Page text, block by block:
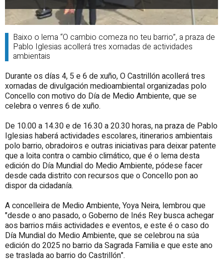
Baixo o lema “O cambio comeza no teu barrio”, a praza de
Pablo Iglesias acollerá tres xornadas de actividades
ambientais
Durante os días 4, 5 e 6 de xuño, O Castrillón acollerá tres
xornadas de divulgación medioambiental organizadas polo
Concello con motivo do Día de Medio Ambiente, que se
celebra o venres 6 de xuño.
De 10.00 a 14.30 e de 16.30 a 20.30 horas, na praza de Pablo
Iglesias haberá actividades escolares, itinerarios ambientais
polo barrio, obradoiros e outras iniciativas para deixar patente
que a loita contra o cambio climático, que é o lema desta
edición do Día Mundial do Medio Ambiente, pódese facer
desde cada distrito con recursos que o Concello pon ao
dispor da cidadanía.
A concelleira de Medio Ambiente, Yoya Neira, lembrou que
"desde o ano pasado, o Goberno de Inés Rey busca achegar
aos barrios máis actividades e eventos, e este é o caso do
Día Mundial do Medio Ambiente, que se celebrou na súa
edición do 2025 no barrio da Sagrada Familia e que este ano
se traslada ao barrio do Castrillón".